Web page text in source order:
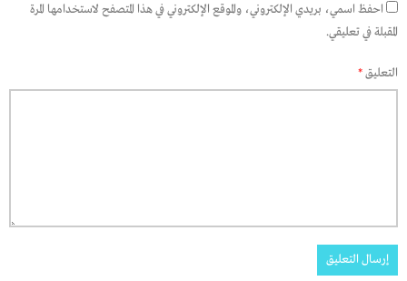
احفظ اسمي، بريدي الإلكتروني، والموقع الإلكتروني في هذا المتصفح لاستخدامها المرة
المقبلة في تعليقي.
التعليق*